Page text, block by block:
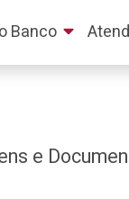
Banco
e